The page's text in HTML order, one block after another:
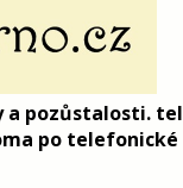
a pozůstalosti. tel
po telefonické